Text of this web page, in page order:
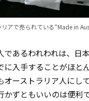
リアで売られている“Made in
あるわれわれは、日
に入手することがほと
オーストラリア人にし
かずともいいのは便利